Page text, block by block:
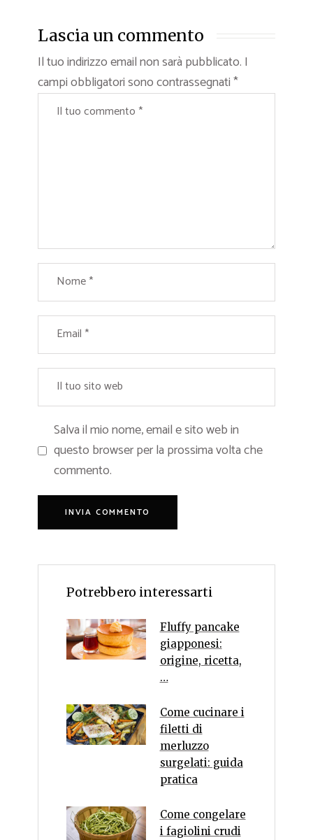
Lascia un commento
Il tuo indirizzo email non sarà pubblicato. I
campi obbligatori sono contrassegnati*
Salva il mio nome, email e sito web in
questo browser per la prossima volta che
commento.
Potrebbero interessarti
Fluffy pancake
giapponesi:
origine, ricetta,
…
Come cucinare i
filetti di
merluzzo
surgelati: guida
pratica
Come congelare
i fagiolini crudi